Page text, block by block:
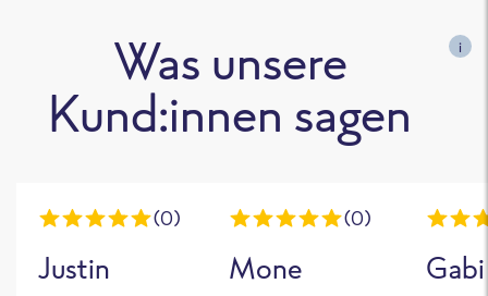
Was unsere
Kund:innen sagen
i
(0)
Justin
(0)
Mone Gabi